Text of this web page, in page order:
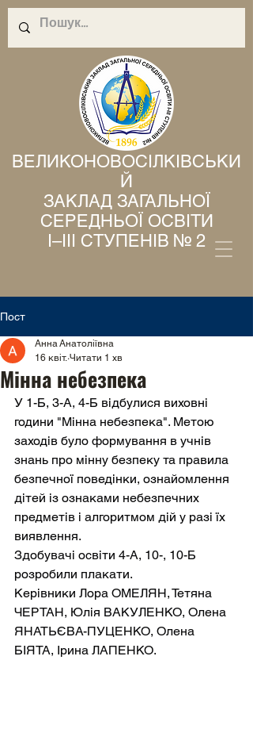
ВЕЛИКОНОВОСІЛКІВСЬКИ
Й
ЗАКЛАД ЗАГАЛЬНОЇ
СЕРЕДНЬОЇ ОСВІТИ
І–ІІІ СТУПЕНІВ № 2
Пост
Мінна небезпека
Анна Анатоліївна
16 квіт. Читати 1 хв
У 1-Б, 3-А, 4-Б відбулися виховні
години "Мінна небезпека". Метою
заходів було формування в учнів
знань про мінну безпеку та правила
безпечної поведінки, ознайомлення
дітей із ознаками небезпечних
предметів і алгоритмом дій у разі їх
виявлення.
Здобувачі освіти 4-А, 10-, 10-Б
розробили плакати.
Керівники Лора ОМЕЛЯН, Тетяна
ЧЕРТАН, Юлія ВАКУЛЕНКО, Олена
ЯНАТЬЄВА-ПУЦЕНКО, Олена
БІЯТА, Ірина ЛАПЕНКО.